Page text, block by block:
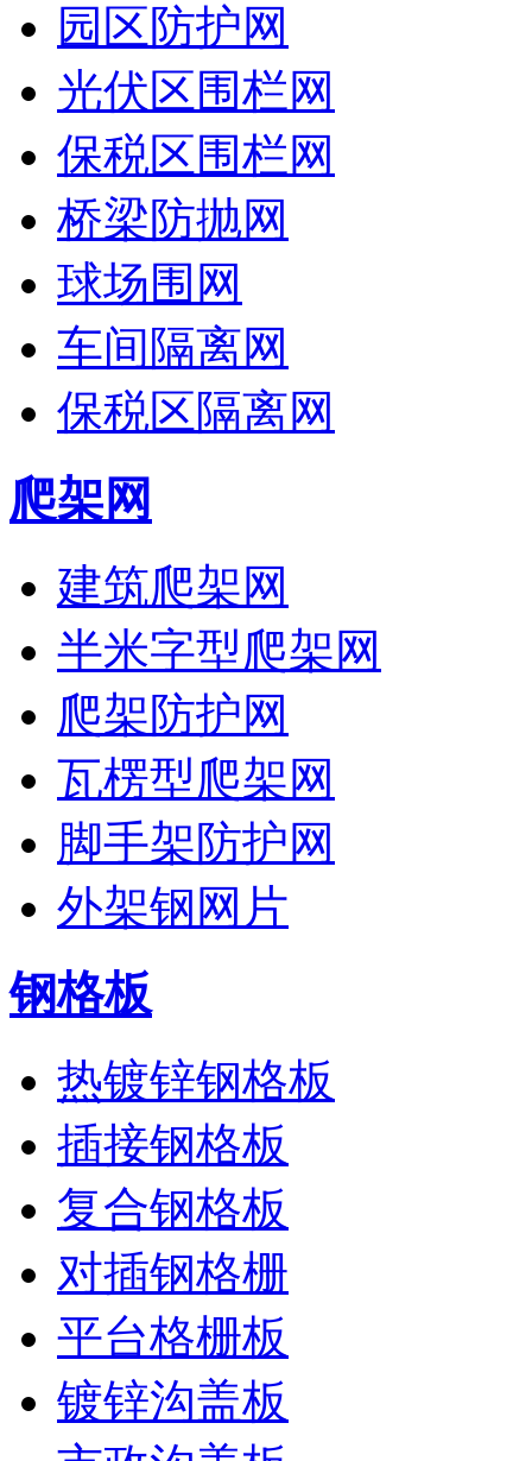
园区防护网
光伏区围栏网
保税区围栏网
桥梁防抛网
球场围网
车间隔离网
保税区隔离网
爬架网
建筑爬架网
半米字型爬架网
爬架防护网
瓦楞型爬架网
脚手架防护网
外架钢网片
钢格板
热镀锌钢格板
插接钢格板
复合钢格板
对插钢格栅
平台格栅板
镀锌沟盖板